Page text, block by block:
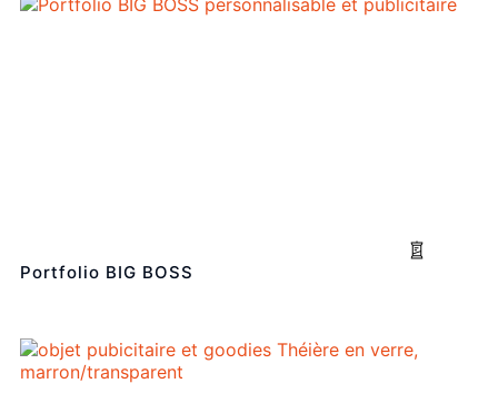
Portfolio BIG BOSS